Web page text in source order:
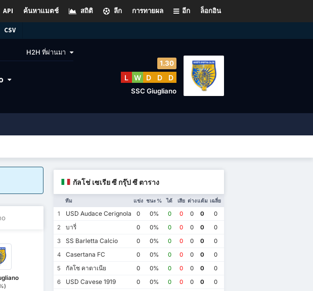
ล็อกอิน
อีก
การทายผล
ลีก
สถิติ
ค้นหาแมตช์
API
CSV
H2H ที่ผ่านมา
1.30
L W D D D
SSC Giugliano
กัลโช่ เซเรีย ซี กรุ๊ป ซี ตาราง
ทีม แข่ง ชนะ % ได้ เสีย ต่างแต้ม เฉลี่ย
1 USD Audace Cerignola 0 0% 0 0 0 0
0
2
บารี่ 0 0% 0 0 0 0
0
3
SS Barletta Calcio 0 0% 0 0 0 0
0
4
Casertana FC 0 0% 0 0 0 0
0
5
กัลโช คาตาเนีย 0 0% 0 0 0 0
0
6
USD Cavese 1919 0 0% 0 0 0 0
0